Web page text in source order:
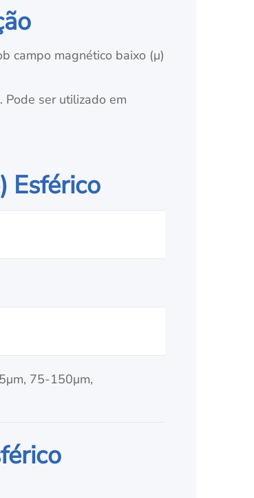
campo magnético baixo (μ)
ser utilizado em
Esférico
75-150μm,